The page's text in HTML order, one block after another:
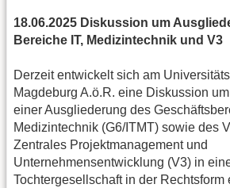
18.06.2025 Diskussion um
Bereiche IT, Medizintechnik und V3
Derzeit entwickelt sich am
Magdeburg A.ö.R. eine Diskussion
einer Ausgliederung des
Medizintechnik (G6/ITMT) sowie des
Zentrales Projektmanagement und
Unternehmensentwicklung (V3) in
Tochtergesellschaft in der Rechtsform